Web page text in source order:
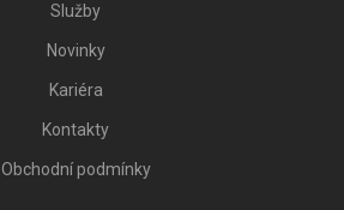
Služby
Novinky
Kariéra
Kontakty
Obchodní podmínky